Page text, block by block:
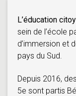
L’éducation
sein de l’école
d’immersion et
pays du Sud.
Depuis 2016,
5e sont partis